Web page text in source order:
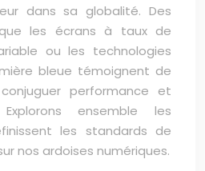
dans sa globalité. Des
les écrans à taux de
ou les technologies
bleue témoignent de
performance et
ensemble les
les standards de
nos ardoises numériques.